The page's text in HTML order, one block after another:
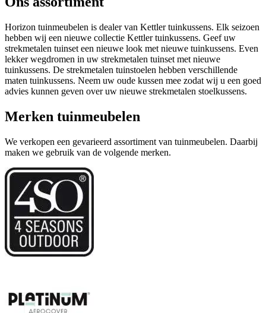
Horizon tuinmeubelen is dealer van Kettler tuinkussens. Elk seizoen
hebben wij een nieuwe collectie Kettler tuinkussens. Geef uw
strekmetalen tuinset een nieuwe look met nieuwe tuinkussens. Even
lekker wegdromen in uw strekmetalen tuinset met nieuwe
tuinkussens. De strekmetalen tuinstoelen hebben verschillende
maten tuinkussens. Neem uw oude kussen mee zodat wij u een goed
advies kunnen geven over uw nieuwe strekmetalen stoelkussens.
Merken tuinmeubelen
We verkopen een gevarieerd assortiment van tuinmeubelen. Daarbij
maken we gebruik van de volgende merken.